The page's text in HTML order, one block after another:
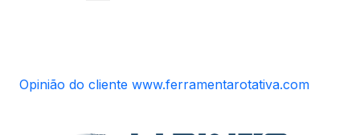
Opinião do cliente www.ferramentarotativa.com